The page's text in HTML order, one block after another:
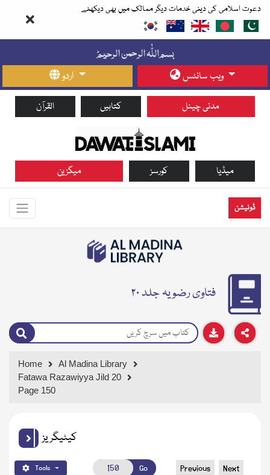
دعوت اسلامی کی دینی خدمات دیگر ممالک میں بھی دیکھئے
اردو ویب سائٹس
القرآن کتابیں مدنی چینل
میگزین کورسز میڈیا
ڈونیشن
فتاوی رضویہ جلد ۲۰
Home
Al Madina Library
Fatawa Razawiyya Jild 20
Page 150
کیٹیگریز
Tools Go Previous Next